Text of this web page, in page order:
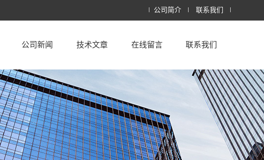
公司简介 联系我们
公司新闻 技术文章 在线留言 联系我们